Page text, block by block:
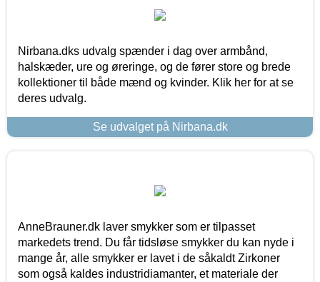
Nirbana.dks udvalg spænder i dag over armbånd,
halskæder, ure og øreringe, og de fører store og brede
kollektioner til både mænd og kvinder. Klik her for at se
deres udvalg.
Se udvalget på Nirbana.dk
AnneBrauner.dk laver smykker som er tilpasset
markedets trend. Du får tidsløse smykker du kan nyde i
mange år, alle smykker er lavet i de såkaldt Zirkoner
som også kaldes industridiamanter, et materiale der